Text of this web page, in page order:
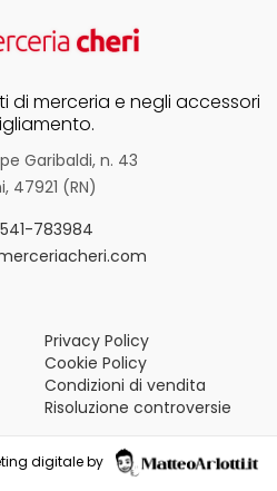
di merceria e negli accessori
Garibaldi, n. 43
47921 (RN)
783984
Privacy Policy
Cookie Policy
Condizioni di vendita
Risoluzione controversie
digitale by